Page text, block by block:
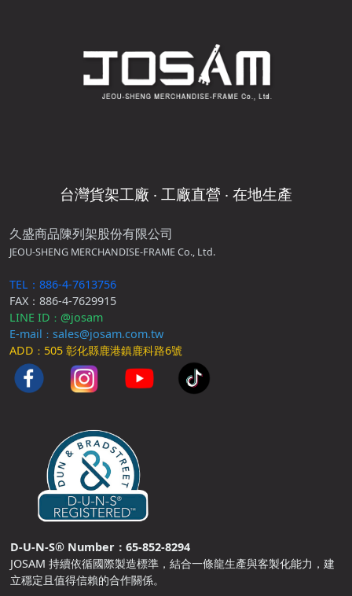
台灣貨架工廠 ‧ 工廠直營 ‧ 在地生產
久盛商品陳列架股份有限公司
JEOU-SHENG MERCHANDISE-FRAME Co., Ltd.
TEL：886-4-7613756
FAX：886-4-7629915
LINE ID ： @josam
E-mail ： sales@josam.com.tw
ADD ： 505 彰化縣鹿港鎮鹿科路6號
D-U-N-S® Number：65-852-8294
JOSAM 持續依循國際製造標準，結合一條龍生產與客製化能力，建
立穩定且值得信賴的合作關係。